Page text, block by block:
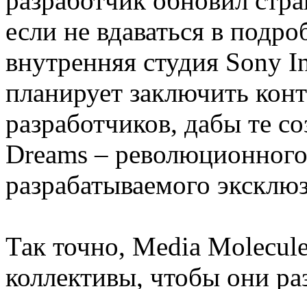
если не вдаваться в
внутренняя студия Sony
планирует заключить
разработчиков, дабы те
Dreams –
разрабатываемого
Так точно, Media
коллективы, чтобы они